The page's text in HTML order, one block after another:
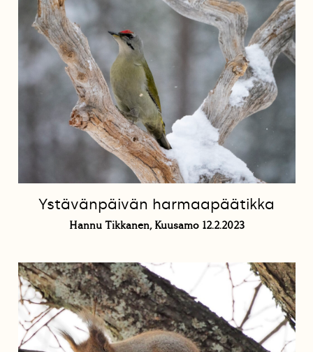
Ystävänpäivän harmaapäätikka
Hannu Tikkanen, Kuusamo 12.2.2023